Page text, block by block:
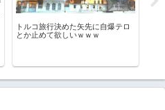
トルコ旅行決めた矢先に自爆テロ
とか止めて欲しいｗｗｗ